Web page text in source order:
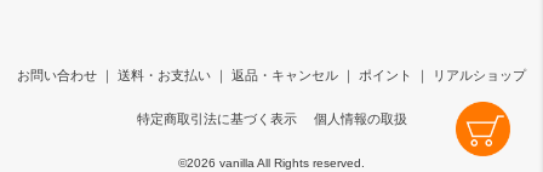
お問い合わせ ｜ 送料・お支払い ｜ 返品・キャンセル ｜ ポイント ｜ リアルショップ
特定商取引法に基づく表示 個人情報の取扱
©2026 vanilla All Rights reserved.